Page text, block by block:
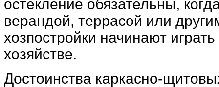
остекление обязательны,
верандой, террасой или
хозпостройки начинают
хозяйстве.
Достоинства каркасно-